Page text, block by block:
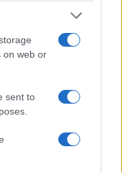
on web or
sent to